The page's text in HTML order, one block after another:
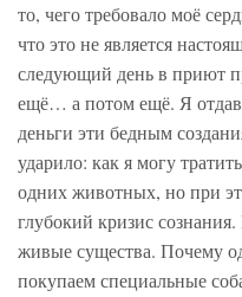
то, чего требовало моё
что это не является
следующий день в приют
ещё… а потом ещё. Я
деньги эти бедным
ударило: как я могу
одних животных, но при
глубокий кризис
живые существа. Почему
покупаем специальные